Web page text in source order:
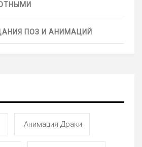
ПОЗ И АНИМАЦИЙ
Анимация Драки